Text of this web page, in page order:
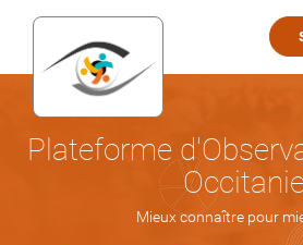
Plateforme
Occitanie
Mieux connaître pour